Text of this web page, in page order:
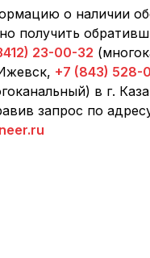
о наличии
получить
23-00-32
+7 (843) 528-
в г.
запрос по